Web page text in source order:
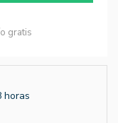
gratis
horas